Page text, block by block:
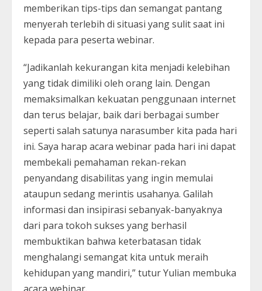
memberikan tips-tips dan semangat pantang
menyerah terlebih di situasi yang sulit saat ini
kepada para peserta webinar.
“Jadikanlah kekurangan kita menjadi kelebihan
yang tidak dimiliki oleh orang lain. Dengan
memaksimalkan kekuatan penggunaan internet
dan terus belajar, baik dari berbagai sumber
seperti salah satunya narasumber kita pada hari
ini. Saya harap acara webinar pada hari ini dapat
membekali pemahaman rekan-rekan
penyandang disabilitas yang ingin memulai
ataupun sedang merintis usahanya. Galilah
informasi dan insipirasi sebanyak-banyaknya
dari para tokoh sukses yang berhasil
membuktikan bahwa keterbatasan tidak
menghalangi semangat kita untuk meraih
kehidupan yang mandiri,” tutur Yulian membuka